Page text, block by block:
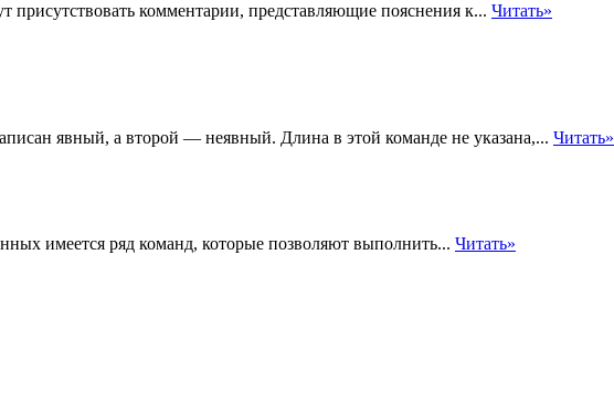
присутствовать комментарии, представляющие пояснения к... Читать»
явный, а второй — неявный. Длина в этой команде не указана,... Читать»
имеется ряд команд, которые позволяют выполнить... Читать»